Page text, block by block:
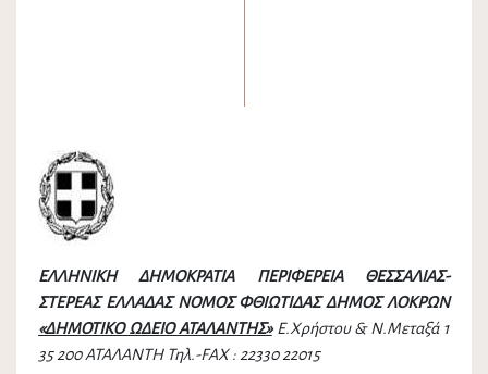
ΕΛΛΗΝΙΚΗ ΔΗΜΟΚΡΑΤΙΑ
ΠΕΡΙΦΕΡΕΙΑ ΘΕΣΣΑΛΙΑΣ-
ΣΤΕΡΕΑΣ ΕΛΛΑΔΑΣ ΝΟΜΟΣ ΦΘΙΩΤΙΔΑΣ ΔΗΜΟΣ ΛΟΚΡΩΝ
«ΔΗΜΟΤΙΚΟ ΩΔΕΙΟ ΑΤΑΛΑΝΤΗΣ» Ε.Χρήστου & Ν.Μεταξά 1
35 200 ΑΤΑΛΑΝΤΗ Τηλ.-FAX : 22330 22015